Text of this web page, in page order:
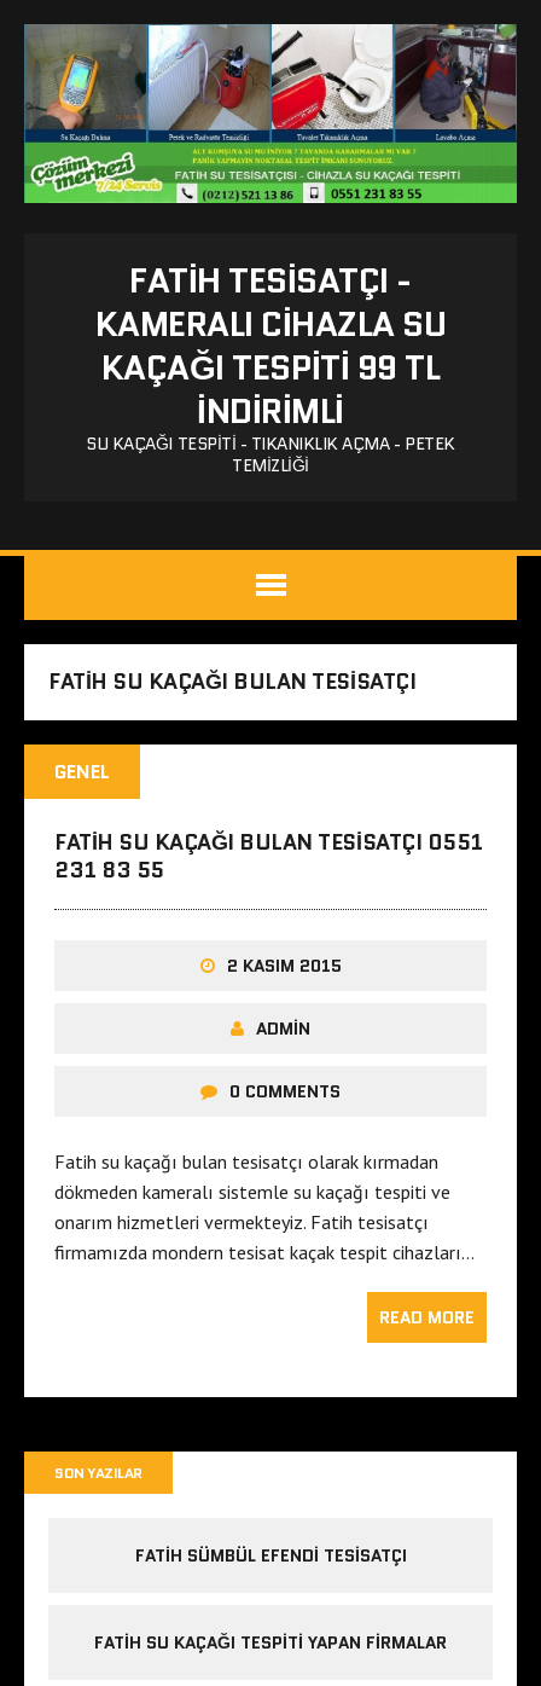
FATIH TESISATÇI -
KAMERALI CIHAZLA SU
KAÇAĞI TESPITI 99 TL
İNDİRİMLİ
SU KAÇAĞI TESPITI - TIKANIKLIK AÇMA - PETEK
TEMIZLIĞI
FATIH SU KAÇAĞI BULAN TESISATÇI
GENEL
FATIH SU KAÇAĞI BULAN TESISATÇI 0551
231 83 55
2 KASIM 2015
ADMIN
0 COMMENTS
Fatih su kaçağı bulan tesisatçı olarak kırmadan
dökmeden kameralı sistemle su kaçağı tespiti ve
onarım hizmetleri vermekteyiz. Fatih tesisatçı
firmamızda mondern tesisat kaçak tespit cihazları…
READ MORE
SON YAZILAR
FATIH SÜMBÜL EFENDI TESISATÇI
FATIH SU KAÇAĞI TESPITI YAPAN FIRMALAR